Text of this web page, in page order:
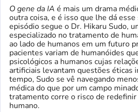
O gene da IA é mais um drama
outra coisa, e é isso que lhe dá esse
episódio segue o Dr. Hikaru Sudo,
especializado no tratamento de
ao lado de humanos em um futuro
pacientes variam de humanóides
psicológicos a humanos cujas
artificiais levantam questões éticas
tempo, Sudo se vê navegando
médica do que por um campo
tratamento corre o risco de
humano.